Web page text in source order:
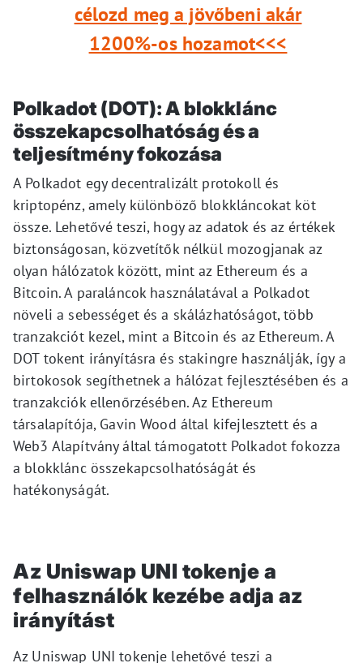
célozd meg a jövőbeni akár
1200%-os hozamot<<<
Polkadot (DOT): A blokklánc
összekapcsolhatóság és a
teljesítmény fokozása
A Polkadot egy decentralizált protokoll és
kriptopénz, amely különböző blokkláncokat köt
össze. Lehetővé teszi, hogy az adatok és az értékek
biztonságosan, közvetítők nélkül mozogjanak az
olyan hálózatok között, mint az Ethereum és a
Bitcoin. A paraláncok használatával a Polkadot
növeli a sebességet és a skálázhatóságot, több
tranzakciót kezel, mint a Bitcoin és az Ethereum. A
DOT tokent irányításra és stakingre használják, így a
birtokosok segíthetnek a hálózat fejlesztésében és a
tranzakciók ellenőrzésében. Az Ethereum
társalapítója, Gavin Wood által kifejlesztett és a
Web3 Alapítvány által támogatott Polkadot fokozza
a blokklánc összekapcsolhatóságát és
hatékonyságát.
Az Uniswap UNI tokenje a
felhasználók kezébe adja az
irányítást
Az Uniswap UNI tokenje lehetővé teszi a